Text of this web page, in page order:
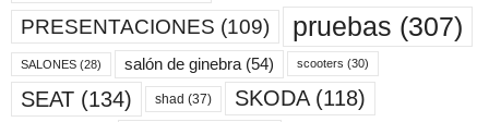
PRESENTACIONES (109) pruebas (307)
SALONES (28) salón de ginebra (54) scooters (30)
SEAT (134) shad (37) SKODA(118)